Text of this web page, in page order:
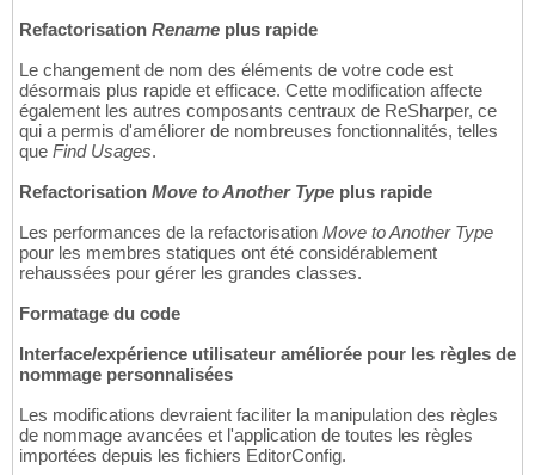
Refactorisation Rename plus rapide
Le changement de nom des éléments de votre code est
désormais plus rapide et efficace. Cette modification affecte
également les autres composants centraux de ReSharper, ce
qui a permis d'améliorer de nombreuses fonctionnalités, telles
que Find Usages.
Refactorisation Move to Another Type plus rapide
Les performances de la refactorisation Move to Another Type
pour les membres statiques ont été considérablement
rehaussées pour gérer les grandes classes.
Formatage du code
Interface/expérience utilisateur améliorée pour les règles de
nommage personnalisées
Les modifications devraient faciliter la manipulation des règles
de nommage avancées et l'application de toutes les règles
importées depuis les fichiers EditorConfig.